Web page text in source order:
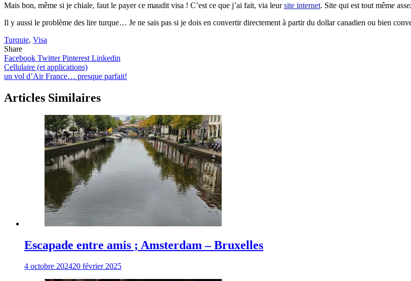
Mais bon, même si je chiale, faut le payer ce maudit visa ! C’est ce que j’ai fait, via leursite internet. Site qui est tout même
Il y aussi le problème des lire turque… Je ne sais pas si je dois en convertir directement à partir du dollar canadien ou bien
Turquie, Visa
Share
Facebook TwitterPinterest Linkedin
Navigation
de
l’article
Cellulaire (et applications)
un vol d’Air France… presque parfait!
Articles Similaires
Escapade entre amis ; Amsterdam – Bruxelles
4 octobre 202420 février 2025